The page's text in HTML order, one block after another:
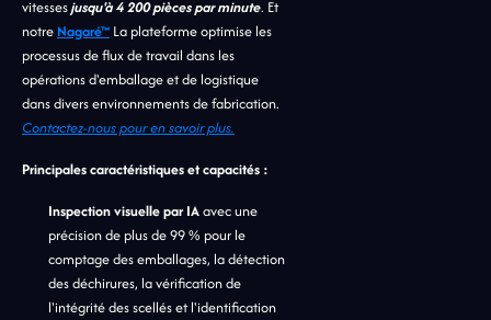
vitessesjusqu'à 4 200 pièces par minute. Et
notre Nagaré™ La plateforme optimise les
processus de flux de travail dans les
opérations d'emballage et de logistique
dans divers environnements de fabrication.
Contactez-nous pour en savoir plus.
Principales caractéristiques et capacités :
Inspection visuelle par IAavec une
précision de plus de 99 % pour le
comptage des emballages, la détection
des déchirures, la vérification de
l'intégrité des scellés et l'identification